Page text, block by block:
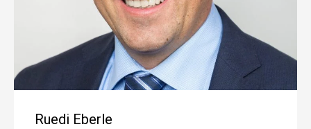
Ruedi Eberle